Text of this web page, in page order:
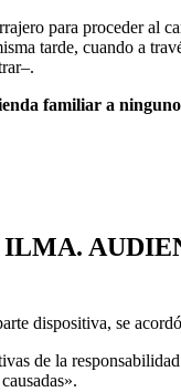
para proceder al
tarde, cuando a
familiar a
ILMA.
dispositiva, se
de la